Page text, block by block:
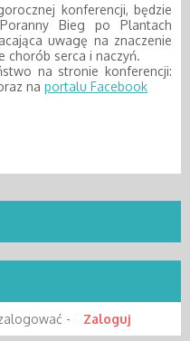
konferencji, będzie
Bieg po Plantach
uwagę na znaczenie
chorób serca i naczyń.
na stronie konferencji:
na portalu Facebook
- Zaloguj